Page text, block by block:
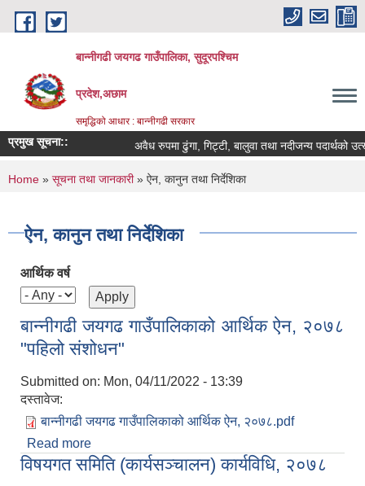
Skip to main content
बान्नीगढी जयगढ गाउँपालिका, सुदूरपश्चिम
प्रदेश,अछाम
समृद्धिको आधार : बान्नीगढी सरकार
प्रमुख सूचना:: अवैध रुपमा ढुंगा, गिट्टी, बालुवा तथा नदीजन्य पदार्थको
You are here
Home » सूचना तथा जानकारी» ऐन, कानुन तथा निर्देशिका
ऐन, कानुन तथा निर्देशिका
आर्थिक वर्ष
बान्नीगढी जयगढ गाउँपालिकाको आर्थिक ऐन, २०७८
"पहिलो संशोधन"
Submitted on: Mon, 04/11/2022 - 13:39
दस्तावेज:
बान्नीगढी जयगढ गाउँपालिकाको आर्थिक ऐन, २०७८.pdf
Read more
"पहिलो संशोधन"
विषयगत समिति (कार्यसञ्चालन) कार्यविधि, २०७८